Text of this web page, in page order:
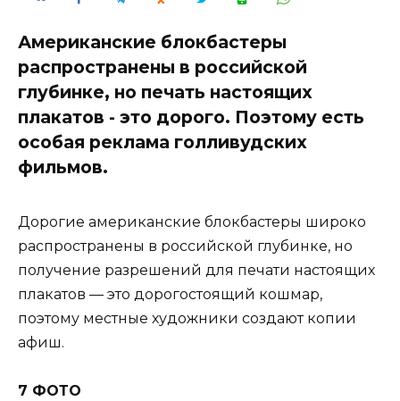
Американские блокбастеры
распространены в российской
глубинке, но печать настоящих
плакатов - это дорого. Поэтому есть
особая реклама голливудских
фильмов.
Дорогие американские блокбастеры широко
распространены в российской глубинке, но
получение разрешений для печати настоящих
плакатов — это дорогостоящий кошмар,
поэтому местные художники создают копии
афиш.
7 ФОТО